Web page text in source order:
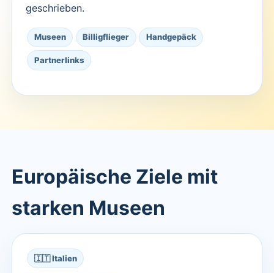
geschrieben.
Museen Billigflieger Handgepäck
Partnerlinks
Europäische Ziele mit
starken Museen
🇮🇹 Italien